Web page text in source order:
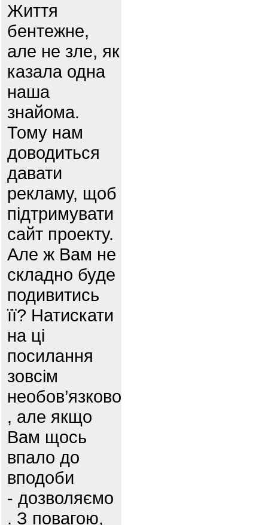
Життя
бентежне,
але не зле, як
казала одна
наша
знайома.
Тому нам
доводиться
давати
рекламу, щоб
підтримувати
сайт проекту.
Але ж Вам не
складно буде
подивитись
її? Натискати
на ці
посилання
зовсім
необов’язково
, але якщо
Вам щось
впало до
вподоби
- дозволяємо
. З повагою,